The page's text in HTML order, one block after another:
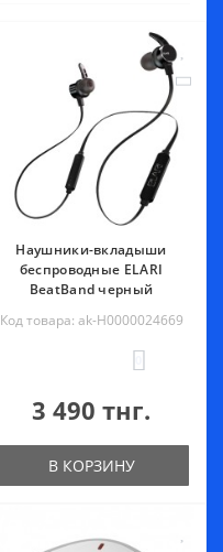
Наушники-вкладыши
беспроводные ELARI
BeatBand черный
Код товара: ak-Н0000024669
3 490 тнг.
В КОРЗИНУ